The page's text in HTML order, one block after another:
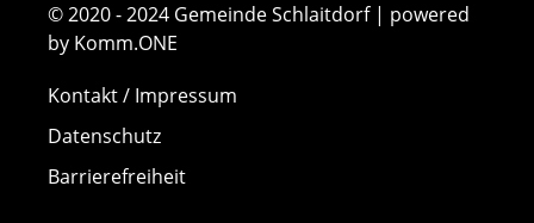
© 2020 - 2024 Gemeinde Schlaitdorf | powered
by Komm.ONE
Kontakt / Impressum
Datenschutz
Barrierefreiheit